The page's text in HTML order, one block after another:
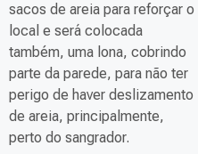
sacos de areia para reforçar o
local e será colocada
também, uma lona, cobrindo
parte da parede, para não ter
perigo de haver deslizamento
de areia, principalmente,
perto do sangrador.